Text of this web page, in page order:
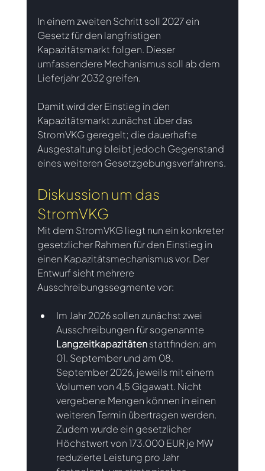
In einem zweiten Schritt soll 2027 ein
Gesetz für den langfristigen
Kapazitätsmarkt folgen. Dieser
umfassendere Mechanismus soll ab dem
Lieferjahr 2032 greifen.
Damit wird der Einstieg in den
Kapazitätsmarkt zunächst über das
StromVKG geregelt; die dauerhafte
Ausgestaltung bleibt jedoch Gegenstand
eines weiteren Gesetzgebungsverfahrens.
Diskussion um das
StromVKG
Mit dem StromVKG liegt nun ein konkreter
gesetzlicher Rahmen für den Einstieg in
einen Kapazitätsmechanismus vor. Der
Entwurf sieht mehrere
Ausschreibungssegmente vor:
Im Jahr 2026 sollen zunächst zwei
Ausschreibungen für sogenannte
Langzeitkapazitäten stattfinden: am
01. September und am 08.
September 2026, jeweils mit einem
Volumen von 4,5 Gigawatt. Nicht
vergebene Mengen können in einen
weiteren Termin übertragen werden.
Zudem wurde ein gesetzlicher
Höchstwert von 173.000 EUR je MW
reduzierte Leistung pro Jahr